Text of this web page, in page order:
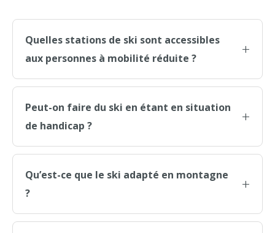
Quelles stations de ski sont accessibles
aux personnes à mobilité réduite ?
Peut-on faire du ski en étant en situation
de handicap ?
Qu’est-ce que le ski adapté en montagne
?